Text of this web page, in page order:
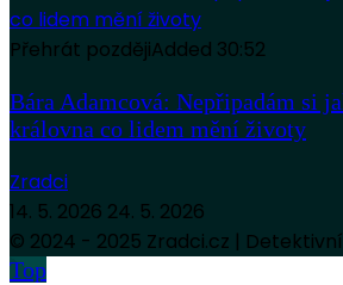
Přehrát pozdějiAdded 30:52
Bára Adamcová: Nepřipadám si
královna co lidem mění životy
Zradci
14. 5. 2026 24. 5. 2026
© 2024 - 2025 Zradci.cz |
Top